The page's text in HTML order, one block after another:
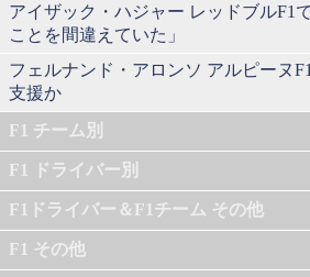
アイザック・ハジャー レッドブルF1
ことを間違えていた」
フェルナンド・アロンソ アルピーヌ
支援か
F1 チーム別
F1 ドライバー別
F1ドライバー＆F1チーム その他
F1 その他